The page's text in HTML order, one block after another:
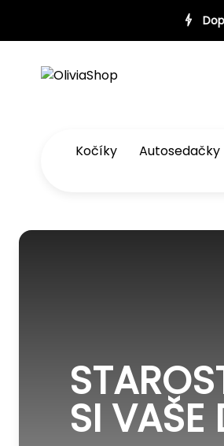
Doprava ZADARMO nad 100 €
Kočíky Autosedačky
SI VAŠE